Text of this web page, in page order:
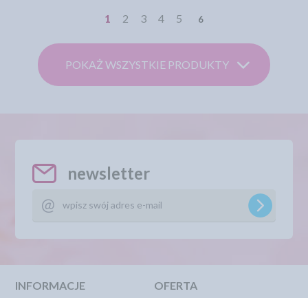
1 2 3 4 5 6
POKAŻ WSZYSTKIE PRODUKTY
newsletter
INFORMACJE OFERTA